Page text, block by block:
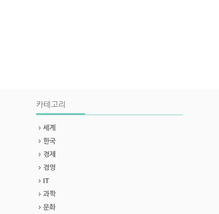
카테고리
세계
한국
경제
경영
IT
과학
문화